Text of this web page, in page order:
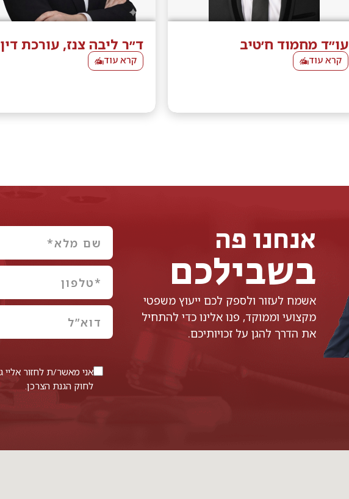
עו״ד מחמוד ח׳טיב
קרא עוד
ד״ר ליבה צנז, עורכת דין
קרא עוד
אנחנו פה
בשבילכם
אשמח לעזור ולספק לכם ייעוץ משפטי
מקצועי וממוקד, פנו אלינו כדי להתחיל
את הדרך להגן על זכויותיכם.
לחוק הגנת הצרכן.